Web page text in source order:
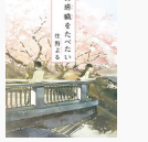
耳かきの腕は